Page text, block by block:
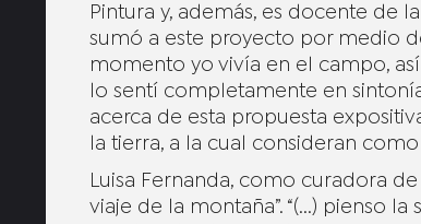
Pintura y, además, es docente de
sumó a este proyecto por medio
momento yo vivía en el campo,
lo sentí completamente en
acerca de esta propuesta
la tierra, a la cual consideran como
Luisa Fernanda, como curadora
viaje de la montaña”. “(...) pienso